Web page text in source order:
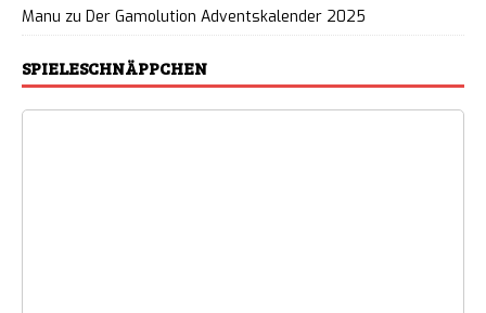
Manu zu Der Gamolution Adventskalender 2025
SPIELESCHNÄPPCHEN